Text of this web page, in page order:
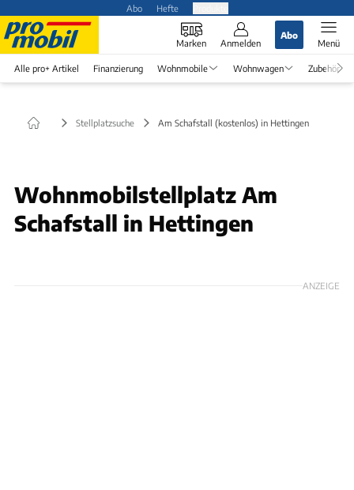
Abo Hefte
Marken Anmelden
Abo
Menü
Alle pro+ Artikel Finanzierung Wohnmobile Wohnwagen Zubehör
Stellplatzsuche Am Schafstall (kostenlos) in Hettingen
Wohnmobilstellplatz Am
Schafstall in Hettingen
ANZEIGE